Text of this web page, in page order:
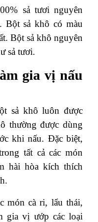
sả tươi nguyên
sả khô có màu
Bột sả khô nguyên
sả tươi.
gia vị nấu
sả khô luôn được
thường được dùng
khi nấu. Đặc biệt,
tất cả các món
hài hòa kích thích
món cà ri, lẩu thái,
gia vị ướp các loại